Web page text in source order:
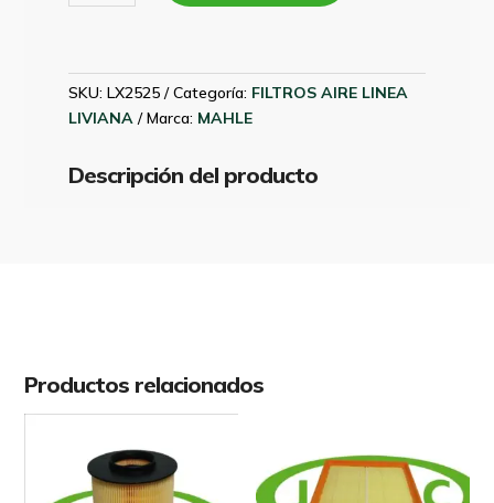
BMW
LX2525
cantidad
SKU:LX2525 Categoría: FILTROS AIRE LINEA
LIVIANA
Marca: MAHLE
Descripción del producto
Productos relacionados